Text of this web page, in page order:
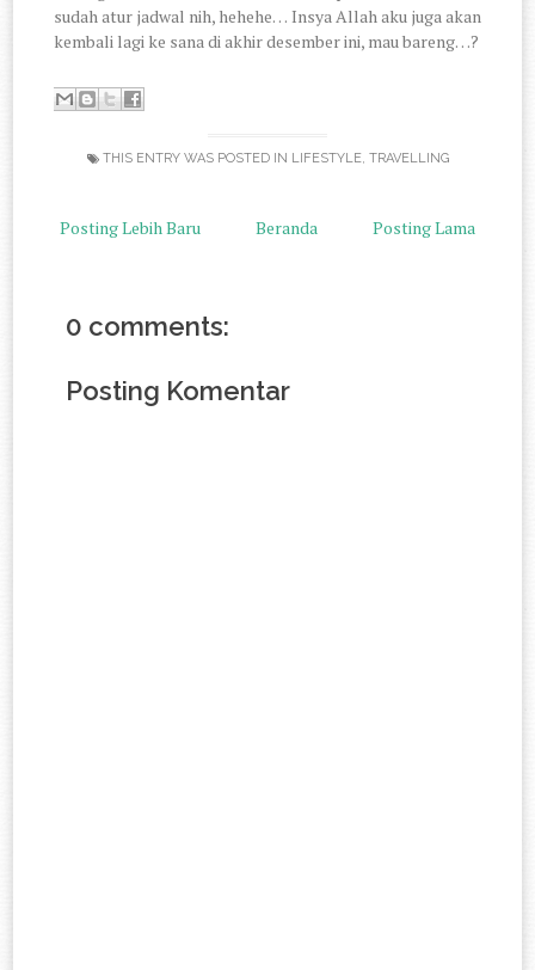
sudah atur jadwal nih, hehehe… Insya Allah aku juga akan
kembali lagi ke sana di akhir desember ini, mau bareng…?
THIS ENTRY WAS POSTED IN LIFESTYLE, TRAVELLING
Posting Lebih Baru Posting Lama
Beranda
0 comments:
Posting Komentar